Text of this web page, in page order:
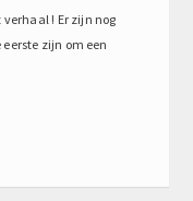
! Er zijn nog
zijn om een